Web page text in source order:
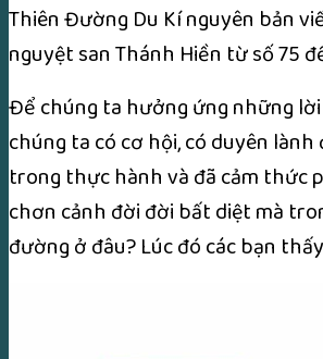
Thiên Đường Du Kí nguyên bản
nguyệt san Thánh Hiền từ số 75
Để chúng ta hưởng ứng những
chúng ta có cơ hội, có duyên
trong thực hành và đã cảm thức
chơn cảnh đời đời bất diệt mà
đường ở đâu? Lúc đó các bạn